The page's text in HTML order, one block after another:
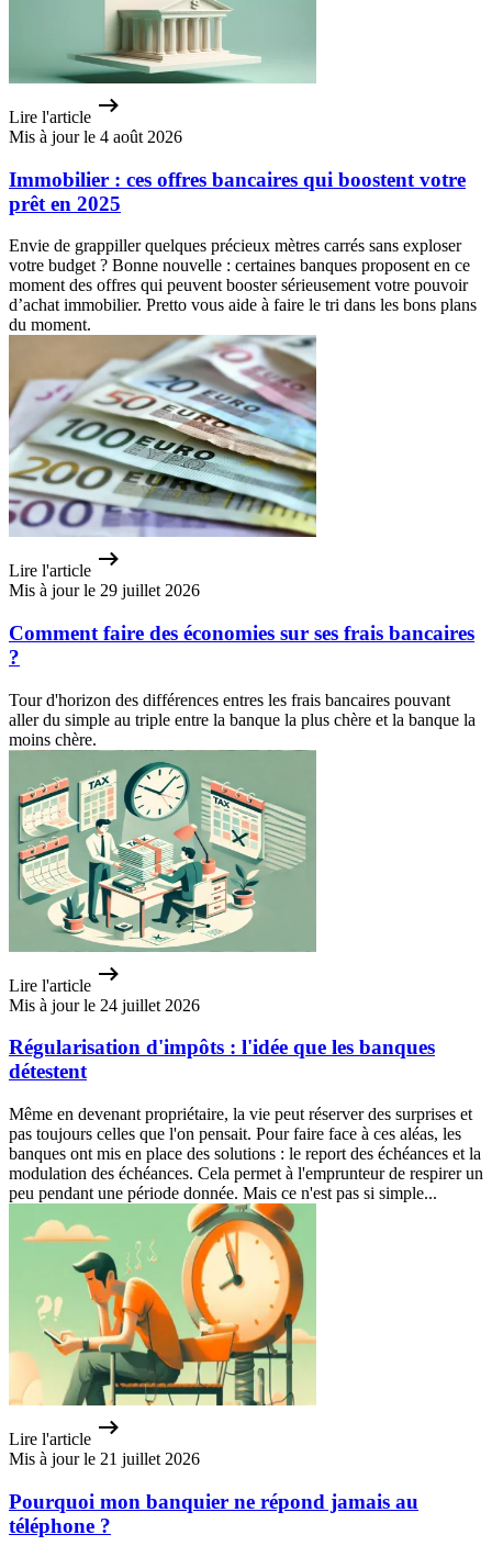
Lire l'article
Mis à jour le 4 août 2026
Immobilier : ces offres bancaires qui boostent votre
prêt en 2025
Envie de grappiller quelques précieux mètres carrés sans exploser
votre budget ? Bonne nouvelle : certaines banques proposent en ce
moment des offres qui peuvent booster sérieusement votre pouvoir
d’achat immobilier. Pretto vous aide à faire le tri dans les bons plans
du moment.
Lire l'article
Mis à jour le 29 juillet 2026
Comment faire des économies sur ses frais bancaires
?
Tour d'horizon des différences entres les frais bancaires pouvant
aller du simple au triple entre la banque la plus chère et la banque la
moins chère.
Lire l'article
Mis à jour le 24 juillet 2026
Régularisation d'impôts : l'idée que les banques
détestent
Même en devenant propriétaire, la vie peut réserver des surprises et
pas toujours celles que l'on pensait. Pour faire face à ces aléas, les
banques ont mis en place des solutions : le report des échéances et la
modulation des échéances. Cela permet à l'emprunteur de respirer un
peu pendant une période donnée. Mais ce n'est pas si simple...
Lire l'article
Mis à jour le 21 juillet 2026
Pourquoi mon banquier ne répond jamais au
téléphone ?